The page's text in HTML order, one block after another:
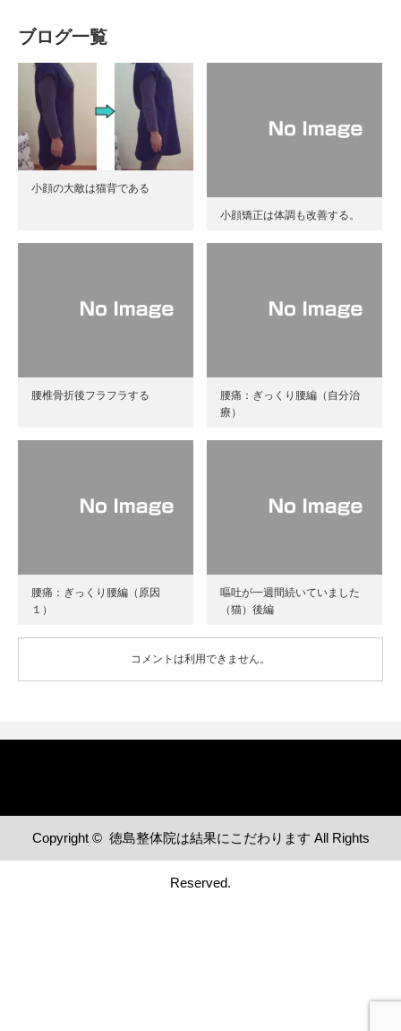
ブログ一覧
小顔の大敵は猫背である
小顔矯正は体調も改善する。
腰椎骨折後フラフラする
腰痛：ぎっくり腰編（自分治
療）
腰痛：ぎっくり腰編（原因
１）
嘔吐が一週間続いていました
（猫）後編
コメントは利用できません。
Copyright © 徳島整体院は結果にこだわります All Rights
Reserved.